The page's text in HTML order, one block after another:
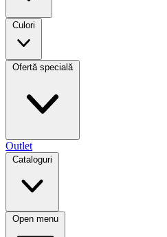
Culori
Ofertă specială
Outlet
Cataloguri
Open menu